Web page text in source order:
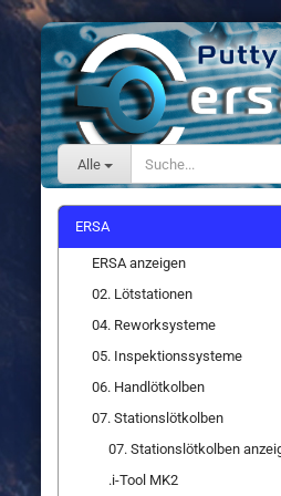
Alle
ERSA
ERSA anzeigen
02. Lötstationen
04. Reworksysteme
05. Inspektionssysteme
06. Handlötkolben
07. Stationslötkolben
07. Stationslötkolben
.i-Tool MK2